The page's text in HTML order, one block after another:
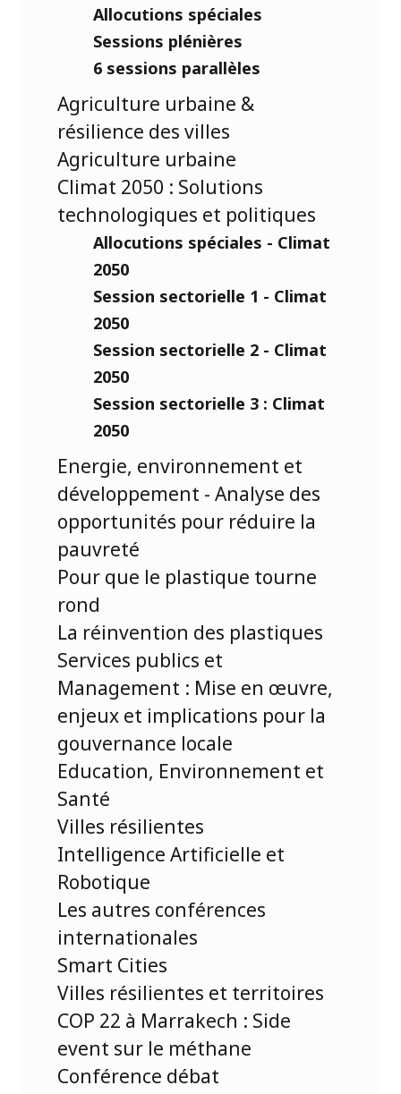
Allocutions spéciales
Sessions plénières
6 sessions parallèles
Agriculture urbaine &
résilience des villes
Agriculture urbaine
Climat 2050 : Solutions
technologiques et politiques
Allocutions spéciales - Climat
2050
Session sectorielle 1 - Climat
2050
Session sectorielle 2 - Climat
2050
Session sectorielle 3 : Climat
2050
Energie, environnement et
développement - Analyse des
opportunités pour réduire la
pauvreté
Pour que le plastique tourne
rond
La réinvention des plastiques
Services publics et
Management : Mise en œuvre,
enjeux et implications pour la
gouvernance locale
Education, Environnement et
Santé
Villes résilientes
Intelligence Artificielle et
Robotique
Les autres conférences
internationales
Smart Cities
Villes résilientes et territoires
COP 22 à Marrakech : Side
event sur le méthane
Conférence débat